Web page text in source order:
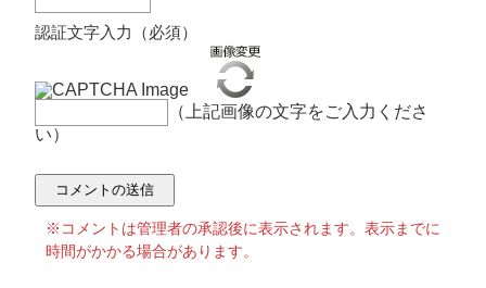
認証文字入力（必須）
（上記画像の文字をご入力くださ
い）
※コメントは管理者の承認後に表示されます。表示までに
時間がかかる場合があります。